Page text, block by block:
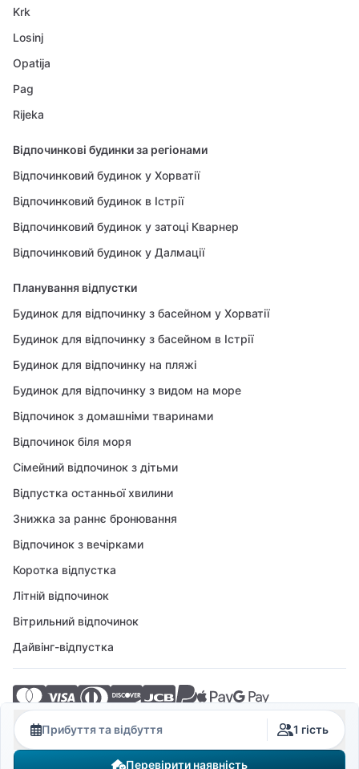
Прибуття та відбуття 1 гість
Перевірити наявність
Krk
Losinj
Opatija
Pag
Rijeka
Відпочинкові будинки за регіонами
Відпочинковий будинок у Хорватії
Відпочинковий будинок в Істрії
Відпочинковий будинок у затоці Кварнер
Відпочинковий будинок у Далмації
Планування відпустки
Будинок для відпочинку з басейном у Хорватії
Будинок для відпочинку з басейном в Істрії
Будинок для відпочинку на пляжі
Будинок для відпочинку з видом на море
Відпочинок з домашніми тваринами
Відпочинок біля моря
Сімейний відпочинок з дітьми
Відпустка останньої хвилини
Знижка за раннє бронювання
Відпочинок з вечірками
Коротка відпустка
Літній відпочинок
Вітрильний відпочинок
Дайвінг-відпустка
© 2026 Crovillas GmbH